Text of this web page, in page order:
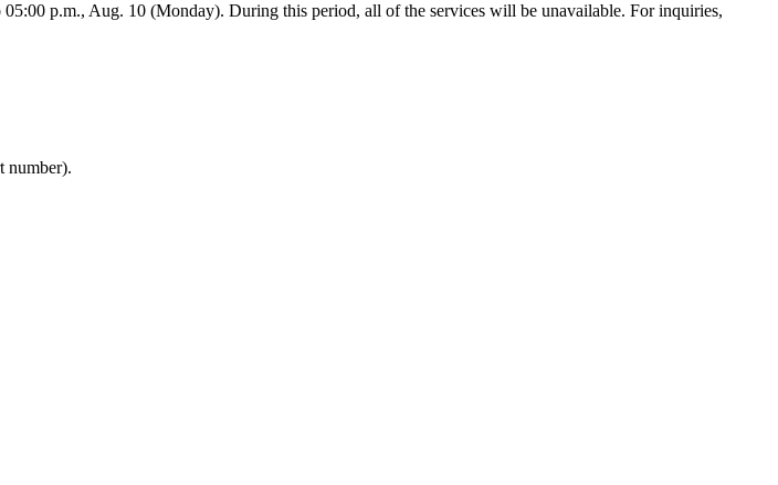
p.m., Aug. 10 (Monday). During this period, all of the services will be unavailable. For inquiries,
number).